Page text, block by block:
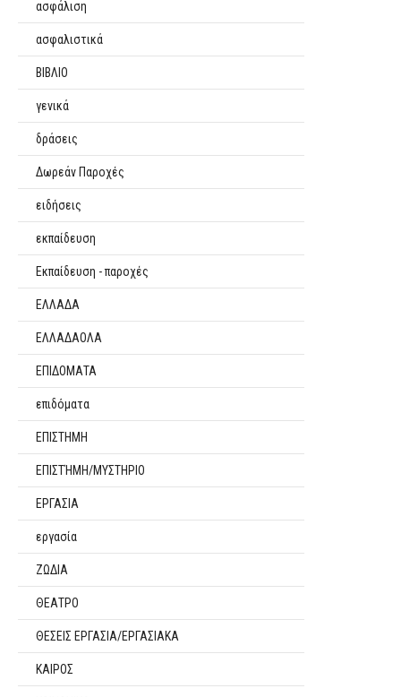
ασφάλιση
ασφαλιστικά
ΒΙΒΛΙΟ
γενικά
δράσεις
Δωρεάν Παροχές
ειδήσεις
εκπαίδευση
Εκπαίδευση - παροχές
ΕΛΛΑΔΑ
ΕΛΛΑΔΑΟΛΑ
ΕΠΙΔΟΜΑΤΑ
επιδόματα
ΕΠΙΣΤΗΜΗ
ΕΠΙΣΤΉΜΗ/ΜΥΣΤΗΡΙΟ
ΕΡΓΑΣΙΑ
εργασία
ΖΩΔΙΑ
ΘΕΑΤΡΟ
ΘΕΣΕΙΣ ΕΡΓΑΣΙΑ/ΕΡΓΑΣΙΑΚΑ
ΚΑΙΡΟΣ